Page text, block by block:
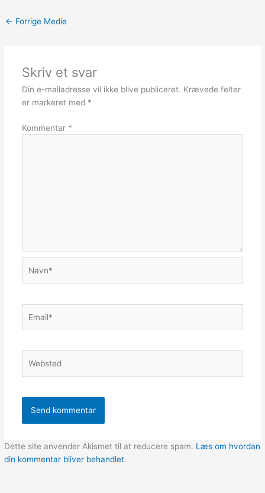
← Forrige Medie
Skriv et svar
Din e-mailadresse vil ikke blive publiceret. Krævede felter
er markeret med *
Kommentar *
Dette site anvender Akismet til at reducere spam. Læs om hvordan
din kommentar bliver behandlet.